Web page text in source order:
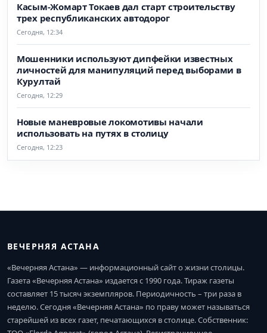
Касым-Жомарт Токаев дал старт строительству
трех республиканских автодорог
Сегодня, 12:34
Мошенники используют дипфейки известных
личностей для манипуляций перед выборами в
Курултай
Сегодня, 12:29
Новые маневровые локомотивы начали
использовать на путях в столицу
Сегодня, 12:23
ВЕЧЕРНЯЯ АСТАНА
«Вечерняя Астана» — информационный сайт о жизни столицы.
Газета «Вечерняя Астана» издается с 1990 года. Тираж газеты
составляет 15 тысяч экземпляров. Периодичность – три раза в
неделю. Сегодня «Вечерняя Астана» по праву может называться
старейшей из всех газет, печатающихся в столице. Собственник: